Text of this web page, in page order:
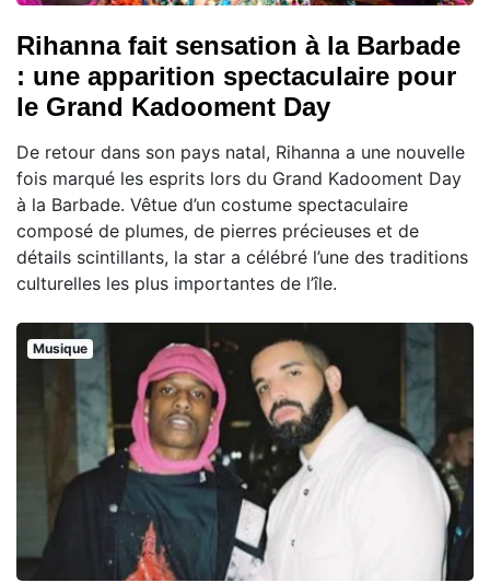
Rihanna fait sensation à la Barbade
: une apparition spectaculaire pour
le Grand Kadooment Day
De retour dans son pays natal, Rihanna a une nouvelle
fois marqué les esprits lors du Grand Kadooment Day
à la Barbade. Vêtue d’un costume spectaculaire
composé de plumes, de pierres précieuses et de
détails scintillants, la star a célébré l’une des traditions
culturelles les plus importantes de l’île.
Musique